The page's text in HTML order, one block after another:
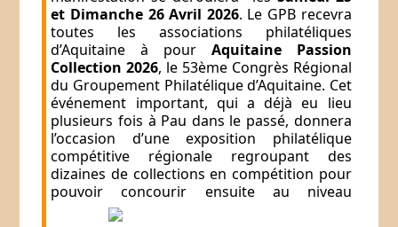
et Dimanche 26 Avril 2026. Le GPB recevra
toutes les associations philatéliques
d’Aquitaine à pour Aquitaine Passion
Collection 2026, le 53ème Congrès Régional
du Groupement Philatélique d’Aquitaine. Cet
événement important, qui a déjà eu lieu
plusieurs fois à Pau dans le passé, donnera
l’occasion d’une exposition philatélique
compétitive régionale regroupant des
dizaines de collections en compétition pour
pouvoir concourir ensuite au niveau